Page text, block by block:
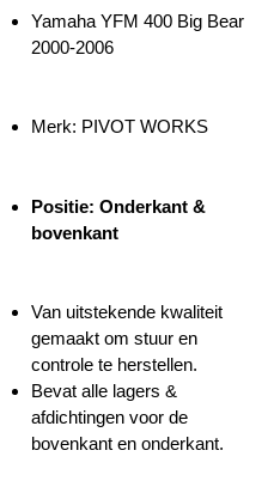
Yamaha YFM 400 Big Bear
2000-2006
Merk: PIVOT WORKS
Positie: Onderkant &
bovenkant
Van uitstekende kwaliteit
gemaakt om stuur en
controle te herstellen.
Bevat alle lagers &
afdichtingen voor de
bovenkant en onderkant.